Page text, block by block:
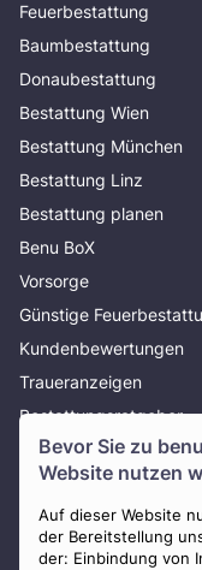
Bevor Sie zu
Website nutzen
Auf dieser Website
der Bereitstellung
der: Einbindung von
Feuerbestattung
Baumbestattung
Donaubestattung
Bestattung Wien
Bestattung München
Bestattung Linz
Bestattung planen
Benu BoX
Vorsorge
Günstige
Kundenbewertungen
Traueranzeigen
Bestattungsratgeber
Über uns
Presse
AGB
Impressum